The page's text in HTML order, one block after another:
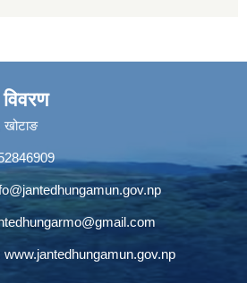
खोटाङ
www.jantedhungamun.gov.np